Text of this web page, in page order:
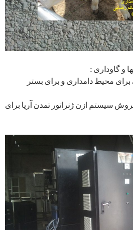
و گاوداری :
محیط دامداری و برای بستر
سیستم ازن ژنراتور تمدن آریا برای